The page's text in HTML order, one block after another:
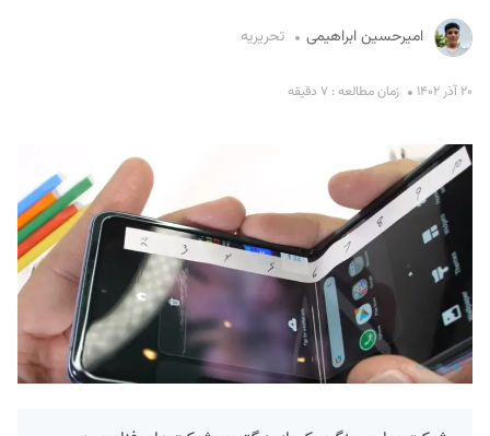
امیرحسین ابراهیمی تحریریه
۲۰ آذر ۱۴۰۲ زمان مطالعه : ۷ دقیقه